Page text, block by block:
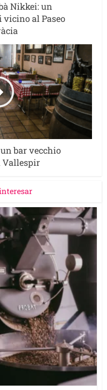
Nikkei: un
al Paseo
bar vecchio
Vallespir